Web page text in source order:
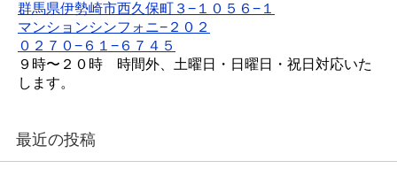
群馬県伊勢崎市西久保町３−１０５６−１
マンションシンフォニ−２０２
０２７０−６１−６７４５
９時〜２０時 時間外、土曜日・日曜日・祝日対応いた
します。
最近の投稿